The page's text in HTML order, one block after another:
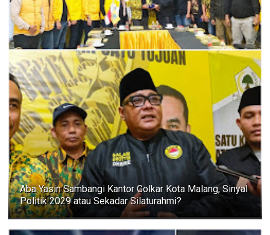
Aba Yasin Sambangi Kantor Golkar Kota Malang, Sinyal
Politik 2029 atau Sekadar Silaturahmi?